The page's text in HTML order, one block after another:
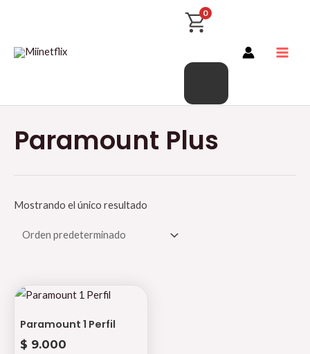
contenido
0
Paramount Plus
Mostrando el único resultado
Paramount 1 Perfil
$ 9.000
carrito